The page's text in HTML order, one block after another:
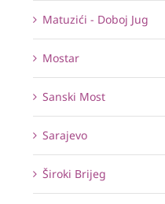
Matuzići - Doboj Jug
Mostar
Sanski Most
Sarajevo
Široki Brijeg